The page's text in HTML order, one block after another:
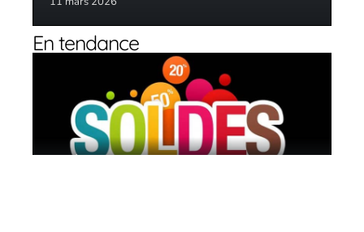
En tendance
3 idées pour bien profiter des soldes